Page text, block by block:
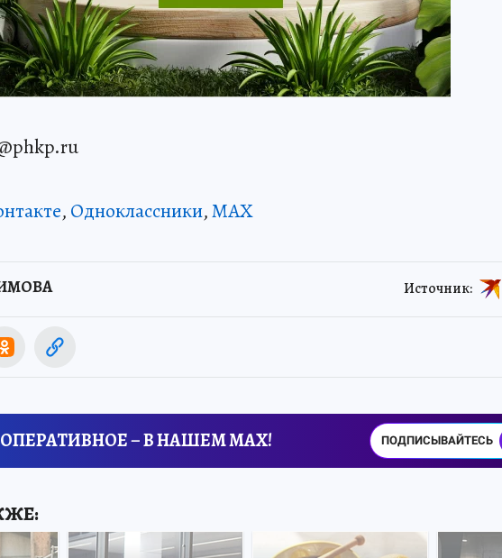
, Одноклассники,MAX
Источник:
– В НАШЕМ MAX! ПОДПИСЫВАЙТЕСЬ